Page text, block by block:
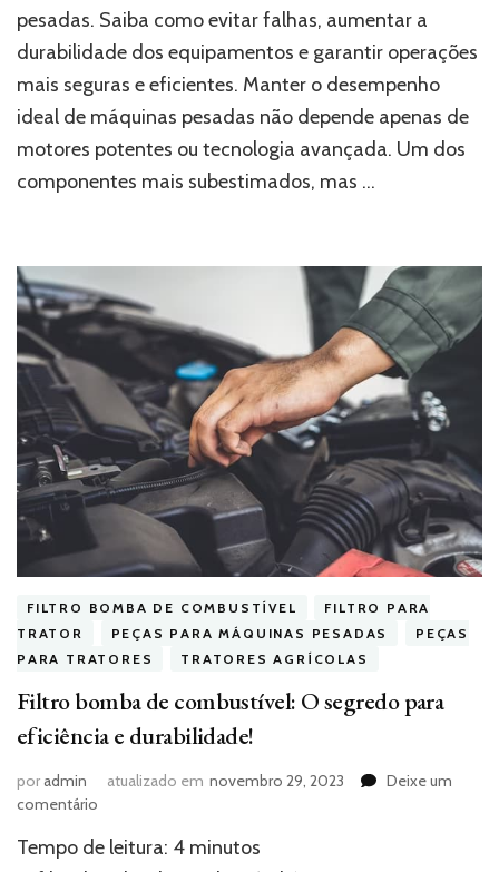
performance
de
grandes
máquinas:
a
do
filtro
pesadas. Saiba como evitar falhas, aumentar a
durabilidade dos equipamentos e garantir operações
mais seguras e eficientes. Manter o desempenho
ideal de máquinas pesadas não depende apenas de
motores potentes ou tecnologia avançada. Um dos
componentes mais subestimados, mas …
FILTRO BOMBA DE COMBUSTÍVEL
FILTRO PARA
TRATOR
PEÇAS PARA MÁQUINAS PESADAS
PEÇAS
PARA TRATORES
TRATORES AGRÍCOLAS
Filtro bomba de combustível: O segredo para
eficiência e durabilidade!
poradmin atualizado em novembro 29, 2023
Deixe um
comentário
bomba
Tempo de leitura: 4 minutos